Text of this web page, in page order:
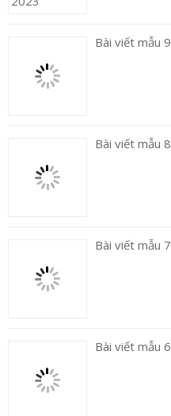
Bài viết mẫu 9
Bài viết mẫu 8
Bài viết mẫu 7
Bài viết mẫu 6